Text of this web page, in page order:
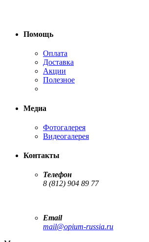
Помощь
Оплата
Доставка
Акции
Полезное
Медиа
Фотогалерея
Видеогалерея
Контакты
Телефон
8 (812) 904 89 77
Email
mail@opium-russia.ru